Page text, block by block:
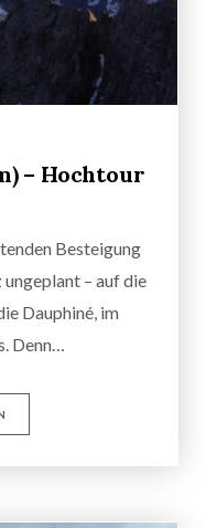
– Hochtour
Besteigung
ungeplant – auf die
Dauphiné, im
Denn…